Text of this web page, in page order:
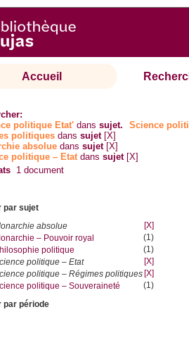
Accueil
politique Etat' danssujet.
Science
politiques danssujet [X]
absolue danssujet [X]
politique – Etatdanssujet [X]
1 document
par sujet
absolue
[X]
– Pouvoir royal
(1)
politique
(1)
politique – Etat
[X]
politique – Régimes politiques [X]
politique – Souveraineté
(1)
par période